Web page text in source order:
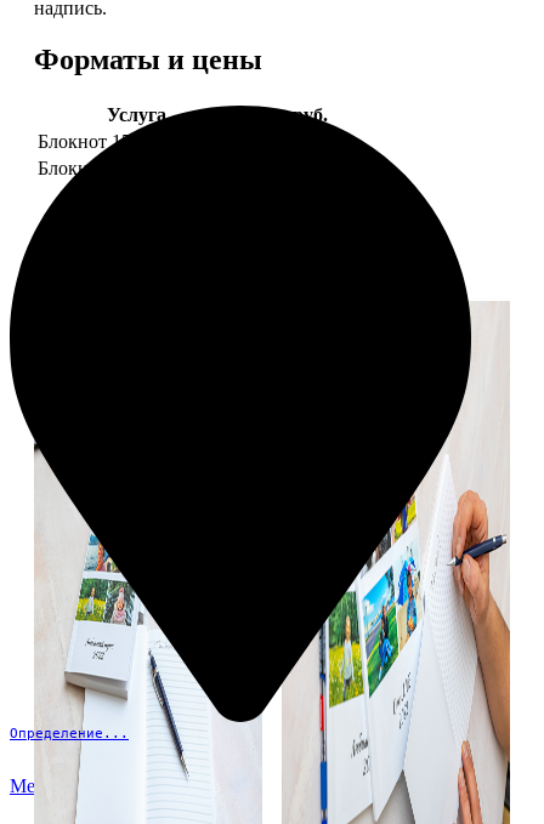
Определение...
Меню
надпись.
Форматы и цены
Услуга
Цена, руб.
Блокнот 15х20 клетка
Блокнот 15х20 линейка